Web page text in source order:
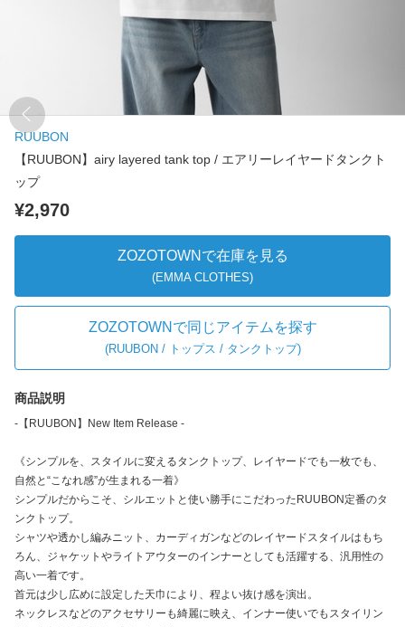
RUUBON
【RUUBON】airy layered tank top / エアリーレイヤードタンクト
ップ
¥2,970
ZOZOTOWNで在庫を見る
(EMMA CLOTHES)
ZOZOTOWNで同じアイテムを探す
(RUUBON / トップス / タンクトップ)
商品説明
-【RUUBON】New Item Release -
《シンプルを、スタイルに変えるタンクトップ、レイヤードでも一枚でも、
自然と“こなれ感”が生まれる一着》
シンプルだからこそ、シルエットと使い勝手にこだわったRUUBON定番のタ
ンクトップ。
シャツや透かし編みニット、カーディガンなどのレイヤードスタイルはもち
ろん、ジャケットやライトアウターのインナーとしても活躍する、汎用性の
高い一着です。
首元は少し広めに設定した天巾により、程よい抜け感を演出。
ネックレスなどのアクセサリーも綺麗に映え、インナー使いでもスタイリン